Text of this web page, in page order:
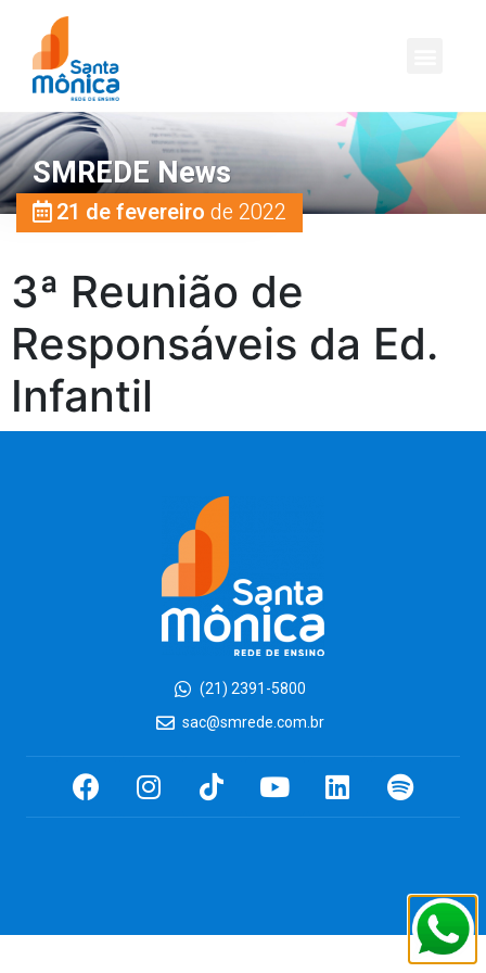
SMREDE News
21 de fevereiro de 2022
3ª Reunião de
Responsáveis da Ed.
Infantil
(21) 2391-5800
sac@smrede.com.br